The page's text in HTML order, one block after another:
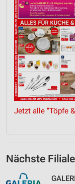
Jetzt alle "Töpfe
Nächste Filiale